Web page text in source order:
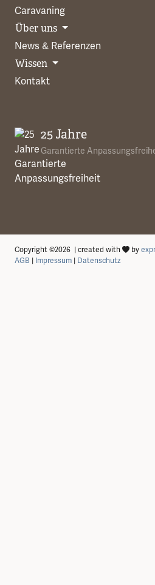
Caravaning
Über uns
News & Referenzen
Wissen
Kontakt
25 Jahre
Garantierte
Copyright ©2026 | created with by
AGB
Impressum Datenschutz